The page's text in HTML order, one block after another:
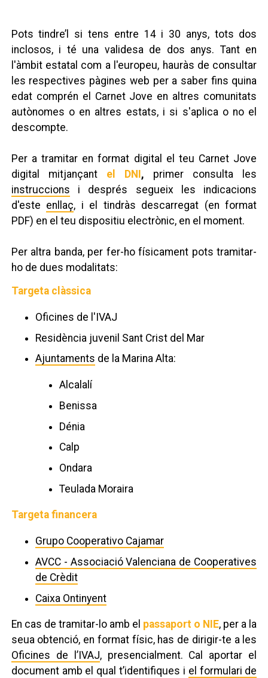
Pots tindre’l si tens entre 14 i 30 anys, tots dos
inclosos, i té una validesa de dos anys. Tant en
l'àmbit estatal com a l'europeu, hauràs de consultar
les respectives pàgines web per a saber fins quina
edat comprén el Carnet Jove en altres comunitats
autònomes o en altres estats, i si s'aplica o no el
descompte.
Per a tramitar en format digital el teu Carnet Jove
digital mitjançant el DNI, primer consulta les
instruccions i després segueix les indicacions
d'este enllaç, i el tindràs descarregat (en format
PDF) en el teu dispositiu electrònic, en el moment.
Per altra banda, per fer-ho físicament pots tramitar-
ho de dues modalitats:
Targeta clàssica
Oficines de l'IVAJ
Residència juvenil Sant Crist del Mar
Ajuntaments de la Marina Alta:
Alcalalí
Benissa
Dénia
Calp
Ondara
Teulada Moraira
Targeta financera
Grupo Cooperativo Cajamar
AVCC - Associació Valenciana de Cooperatives
de Crèdit
Caixa Ontinyent
En cas de tramitar-lo amb el passaport o NIE, per a la
seua obtenció, en format físic, has de dirigir-te a les
Oficines de l’IVAJ, presencialment. Cal aportar el
document amb el qual t’identifiques i el formulari de